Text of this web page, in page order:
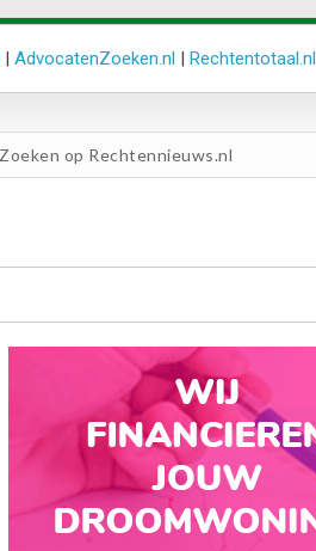
| AdvocatenZoeken.nl | Rechtentotaal.nl